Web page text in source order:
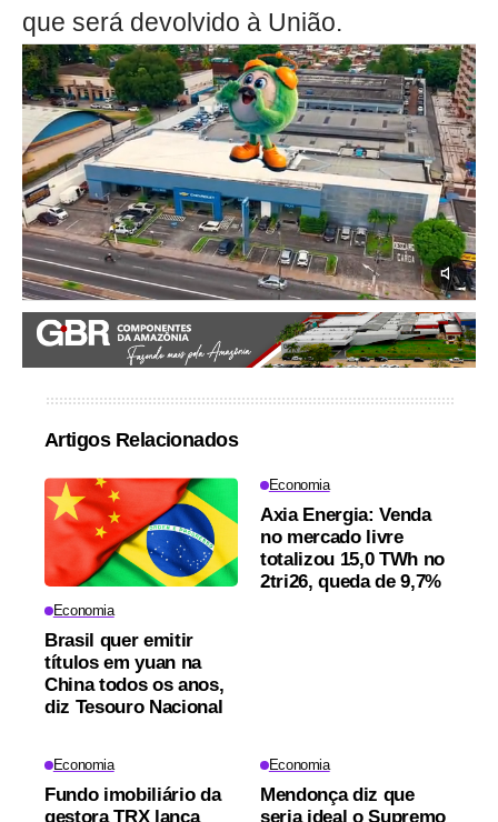
que será devolvido à União.
Artigos Relacionados
Economia
Brasil quer emitir
títulos em yuan na
China todos os anos,
diz Tesouro Nacional
Economia
Axia Energia: Venda
no mercado livre
totalizou 15,0 TWh no
2tri26, queda de 9,7%
Economia
Fundo imobiliário da
gestora TRX lança
Economia
Mendonça diz que
seria ideal o Supremo